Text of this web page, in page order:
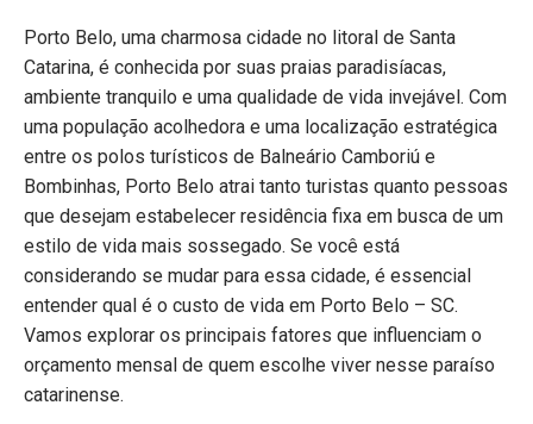
Porto Belo, uma charmosa cidade no litoral de Santa
Catarina, é conhecida por suas praias paradisíacas,
ambiente tranquilo e uma qualidade de vida invejável. Com
uma população acolhedora e uma localização estratégica
entre os polos turísticos de Balneário Camboriú e
Bombinhas, Porto Belo atrai tanto turistas quanto pessoas
que desejam estabelecer residência fixa em busca de um
estilo de vida mais sossegado. Se você está
considerando se mudar para essa cidade, é essencial
entender qual é o custo de vida em Porto Belo – SC.
Vamos explorar os principais fatores que influenciam o
orçamento mensal de quem escolhe viver nesse paraíso
catarinense.